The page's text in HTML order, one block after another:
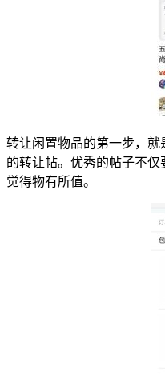
转让闲置物品的第一步，
的转让帖。优秀的帖子不
觉得物有所值。